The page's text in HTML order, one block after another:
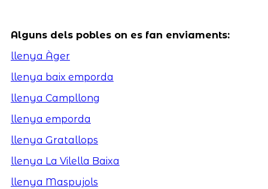
Alguns dels pobles on es fan enviaments:
llenya Àger
llenya baix emporda
llenya Campllong
llenya emporda
llenya Gratallops
llenya La Vilella Baixa
llenya Maspujols